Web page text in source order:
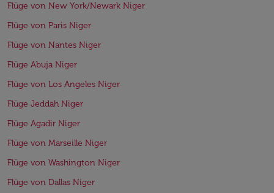
Flüge von New York/Newark Niger
Flüge von Paris Niger
Flüge von Nantes Niger
Flüge Abuja Niger
Flüge von Los Angeles Niger
Flüge Jeddah Niger
Flüge Agadir Niger
Flüge von Marseille Niger
Flüge von Washington Niger
Flüge von Dallas Niger